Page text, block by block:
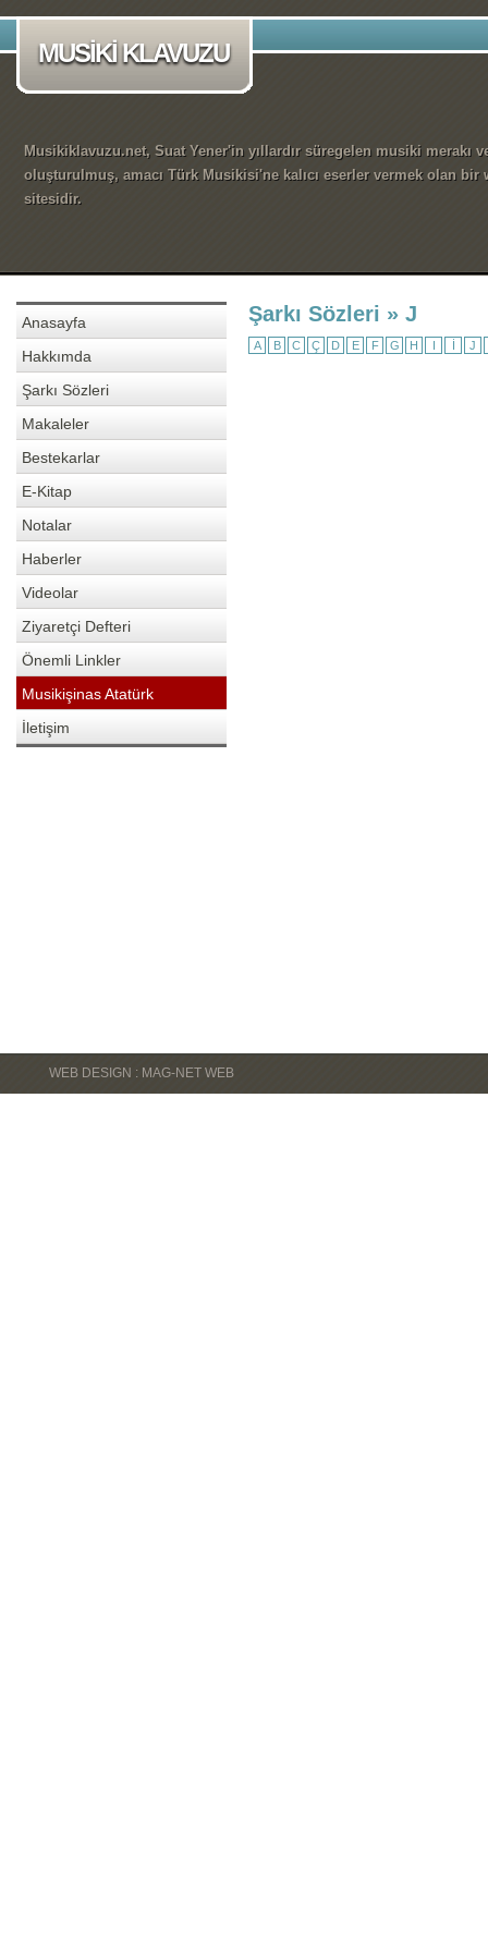
MUSİKİ KLAVUZU
Musikiklavuzu.net, Suat Yener'in yıllardır süregelen musiki merakı
oluşturulmuş, amacı Türk Musikisi'ne kalıcı eserler vermek olan bir
sitesidir.
Anasayfa
Hakkımda
Şarkı Sözleri
Makaleler
Bestekarlar
E-Kitap
Notalar
Haberler
Videolar
Ziyaretçi Defteri
Önemli Linkler
Musikişinas Atatürk
İletişim
Şarkı Sözleri » J
A B C Ç D E F G H I İ J
WEB DESIGN : MAG-NET WEB